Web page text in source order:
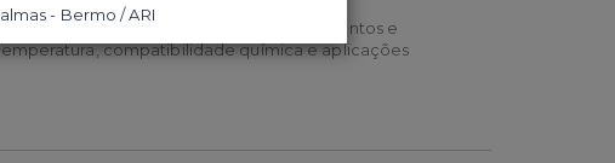
respectivos circuitos, evitando vazamentos e
compatibilidade química e aplicações